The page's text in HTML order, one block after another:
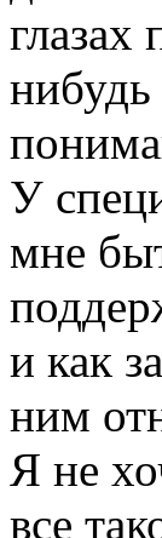
глазах
У
мне
и как
ним
Я не
все